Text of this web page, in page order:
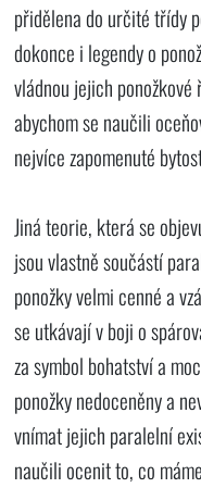
přidělena do určité třídy
dokonce i legendy o
vládnou jejich
abychom se naučili
nejvíce zapomenuté
Jiná teorie, která se
jsou vlastně součástí
ponožky velmi cenné a
se utkávají v boji o
za symbol bohatství a
ponožky nedoceněny a
vnímat jejich paralelní
naučili ocenit to, co